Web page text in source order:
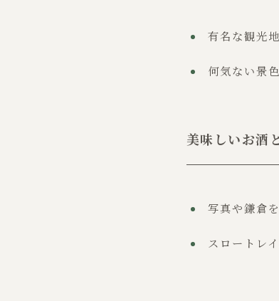
有名な観光
何気ない景
美味しいお酒
写真や鎌倉
スロートレ